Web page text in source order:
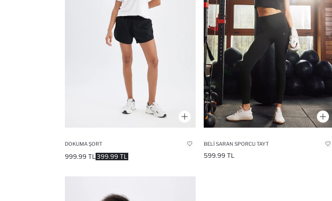
DOKUMA ŞORT
399.99 TL
999.99 TL
BELI SARAN SPORCU TAYT
599.99 TL